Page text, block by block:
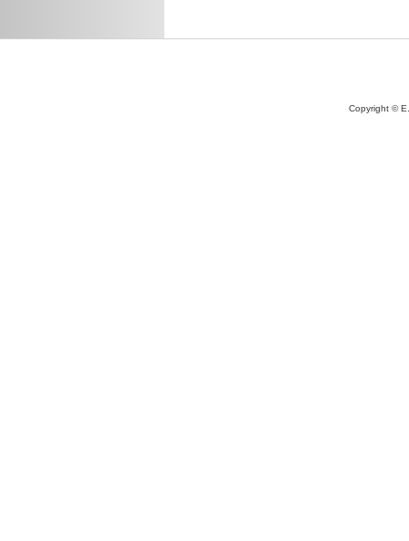
Copyright ©